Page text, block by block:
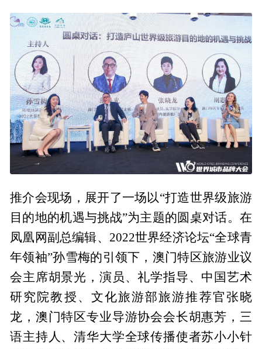
推介会现场，展开了一场以“打造世界级旅游
目的地的机遇与挑战”为主题的圆桌对话。在
凤凰网副总编辑、2022世界经济论坛“全球青
年领袖”孙雪梅的引领下，澳门特区旅游业议
会主席胡景光，演员、礼学指导、中国艺术
研究院教授、文化旅游部旅游推荐官张晓
龙，澳门特区专业导游协会会长胡惠芳，三
语主持人、清华大学全球传播使者苏小小针